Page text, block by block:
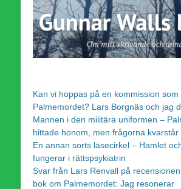
Kan vi hoppas på en kommission
Palmemordet? Lars Borgnäs och jag
Mannen i den militära uniformen –
hittade honom, men frågorna kvarstår
En annan sorts läsecirkel – Hamlet
fungerar i rättspsykiatrin
Svar från Lars Renvall på
bok om Palmemordet: Jag resonerar